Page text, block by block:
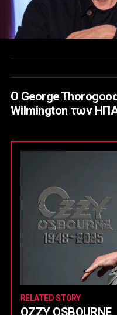
Ο George
Wilmington των
RELATED STORY
OZZY OSBOURNE